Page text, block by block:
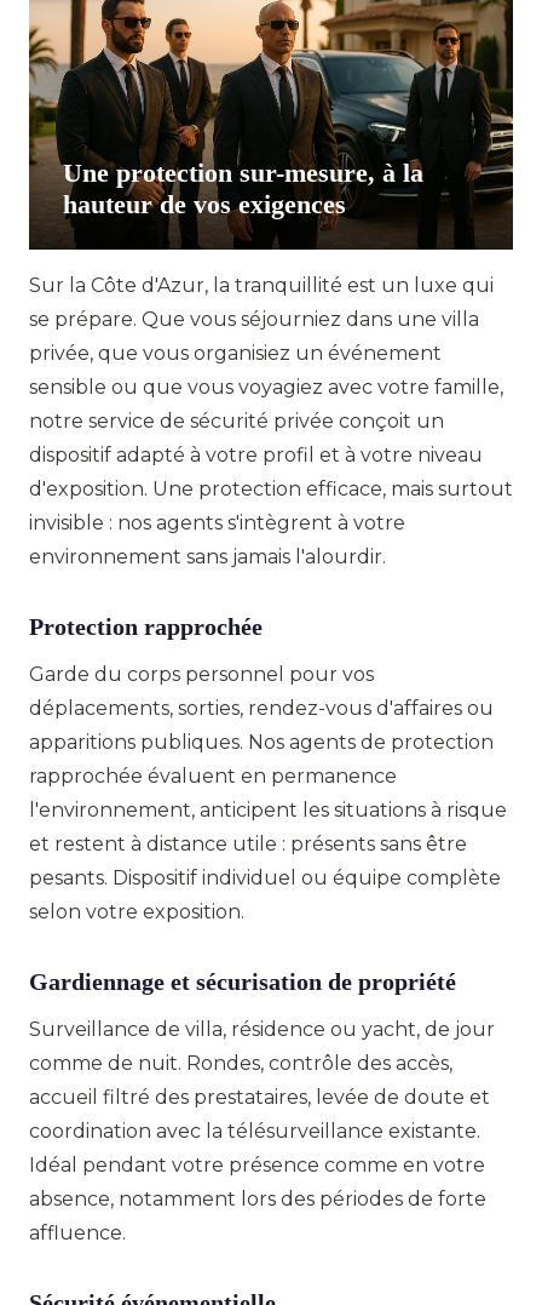
Une protection sur-mesure, à la
hauteur de vos exigences
Sur la Côte d'Azur, la tranquillité est un luxe qui
se prépare. Que vous séjourniez dans une villa
privée, que vous organisiez un événement
sensible ou que vous voyagiez avec votre famille,
notre service de sécurité privée conçoit un
dispositif adapté à votre profil et à votre niveau
d'exposition. Une protection efficace, mais surtout
invisible : nos agents s'intègrent à votre
environnement sans jamais l'alourdir.
Protection rapprochée
Garde du corps personnel pour vos
déplacements, sorties, rendez-vous d'affaires ou
apparitions publiques. Nos agents de protection
rapprochée évaluent en permanence
l'environnement, anticipent les situations à risque
et restent à distance utile : présents sans être
pesants. Dispositif individuel ou équipe complète
selon votre exposition.
Gardiennage et sécurisation de propriété
Surveillance de villa, résidence ou yacht, de jour
comme de nuit. Rondes, contrôle des accès,
accueil filtré des prestataires, levée de doute et
coordination avec la télésurveillance existante.
Idéal pendant votre présence comme en votre
absence, notamment lors des périodes de forte
affluence.